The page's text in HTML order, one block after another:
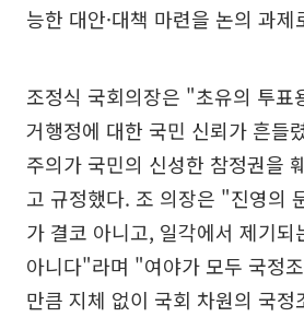
능한 대안·대책 마련을 논의 과제
조정식 국회의장은 "초유의 투표
거행정에 대한 국민 신뢰가 흔들
주의가 국민의 신성한 참정권을
고 규정했다. 조 의장은 "진영의
가 결코 아니고, 일각에서 제기되
아니다"라며 "여야가 모두 국정
만큼 지체 없이 국회 차원의 국정